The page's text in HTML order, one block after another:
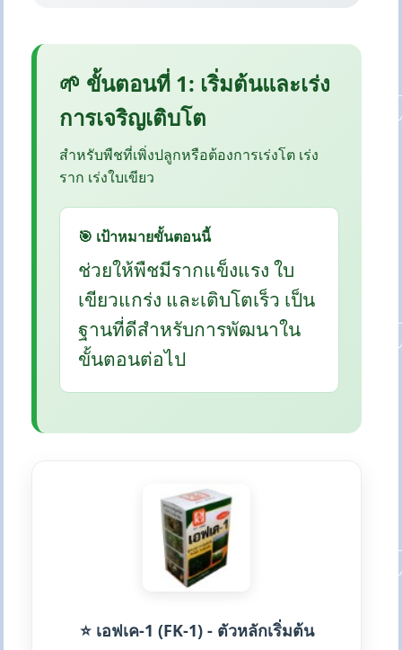
🌱 ขั้นตอนที่ 1: เริ่มต้นและเร่ง
การเจริญเติบโต
สำหรับพืชที่เพิ่งปลูกหรือต้องการเร่งโต เร่ง
ราก เร่งใบเขียว
🎯 เป้าหมายขั้นตอนนี้
ช่วยให้พืชมีรากแข็งแรง ใบ
เขียวแกร่ง และเติบโตเร็ว เป็น
ฐานที่ดีสำหรับการพัฒนาใน
ขั้นตอนต่อไป
⭐ เอฟเค-1 (FK-1) - ตัวหลักเริ่มต้น